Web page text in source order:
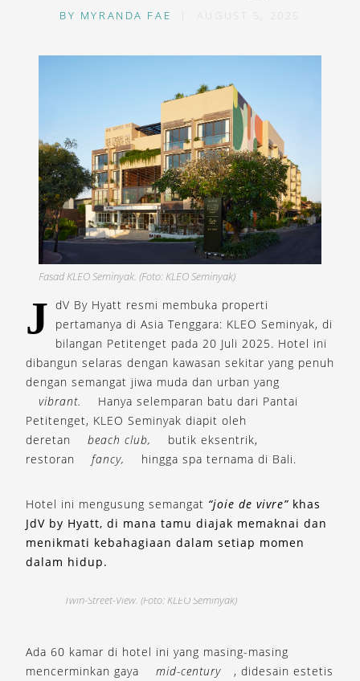
BY MYRANDA FAE AUGUST 5, 2025
Fasad KLEO Seminyak. (Foto: KLEO Seminyak)
J dV By Hyatt resmi membuka properti
pertamanya di Asia Tenggara: KLEO Seminyak, di
bilangan Petitenget pada 20 Juli 2025. Hotel ini
dibangun selaras dengan kawasan sekitar yang penuh
dengan semangat jiwa muda dan urban yang
vibrant.
Hanya selemparan batu dari Pantai
Petitenget, KLEO Seminyak diapit oleh
deretan
beach club,
butik eksentrik,
restoran
fancy, hingga spa ternama di Bali.
Hotel ini mengusung semangat “joie de vivre” khas
JdV by Hyatt, di mana tamu diajak memaknai dan
menikmati kebahagiaan dalam setiap momen
dalam hidup.
Twin-Street-View. (Foto: KLEO Seminyak)
Ada 60 kamar di hotel ini yang masing-masing
mencerminkan gaya
mid-century
, didesain estetis